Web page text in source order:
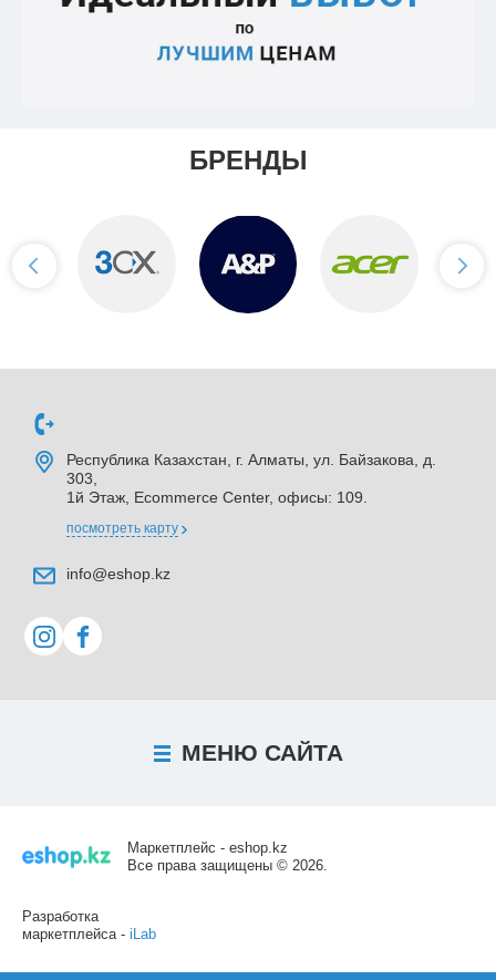
БРЕНДЫ
Республика Казахстан, г. Алматы, ул. Байзакова, д.
303,
1й Этаж, Ecommerce Center, офисы: 109.
посмотреть карту
info@eshop.kz
МЕНЮ САЙТА
Маркетплейс - eshop.kz
Все права защищены © 2026.
Разработка
маркетплейса - iLab